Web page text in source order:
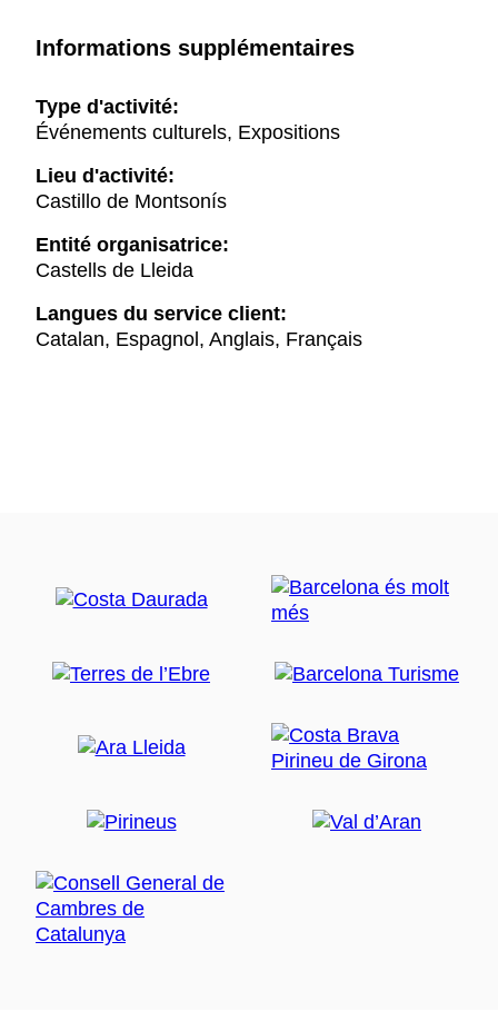
Informations supplémentaires
Type d'activité:
Événements culturels, Expositions
Lieu d'activité:
Castillo de Montsonís
Entité organisatrice:
Castells de Lleida
Langues du service client:
Catalan, Espagnol, Anglais, Français